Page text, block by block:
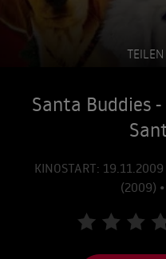
TEILEN
Santa Buddies
KINOSTART:
(2009)